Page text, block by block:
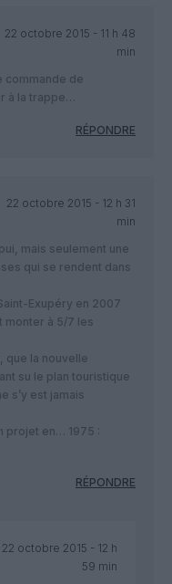
22 octobre 2015 - 11 h 48
min
commande de
à la trappe…
RÉPONDRE
22 octobre 2015 - 12 h 31
min
mais seulement une
qui se rendent dans
Exupéry en 2007
monter à 5/7 les
que la nouvelle
su le plan touristique
s’y est jamais
projet en… 1975 :
RÉPONDRE
22 octobre 2015 - 12 h
59 min